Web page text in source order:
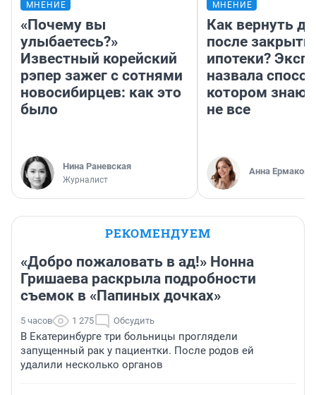
МНЕНИЕ
«Почему вы
улыбаетесь?»
Известный корейский
рэпер зажег с сотнями
новосибирцев: как это
было
Нина Раневская
Журналист
МНЕНИЕ
Как вернуть
после
ипотеки?
назвала
котором
не все
Анна Ермакова
РЕКОМЕНДУЕМ
«Добро пожаловать в ад!» Нонна
Гришаева раскрыла подробности
съемок в «Папиных дочках»
5 часов 1 275 Обсудить
В Екатеринбурге три больницы проглядели
запущенный рак у пациентки. После родов ей
удалили несколько органов